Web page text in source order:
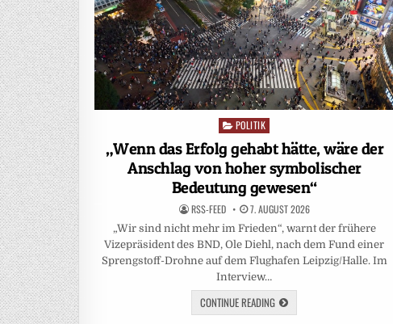
Posted
in
POLITIK
„Wenn das Erfolg gehabt hätte, wäre der
Anschlag von hoher symbolischer
Bedeutung gewesen“
RSS-FEED 7. AUGUST 2026
„Wir sind nicht mehr im Frieden“, warnt der frühere
Vizepräsident des BND, Ole Diehl, nach dem Fund einer
Sprengstoff-Drohne auf dem Flughafen Leipzig/Halle. Im
Interview…
CONTINUE READING